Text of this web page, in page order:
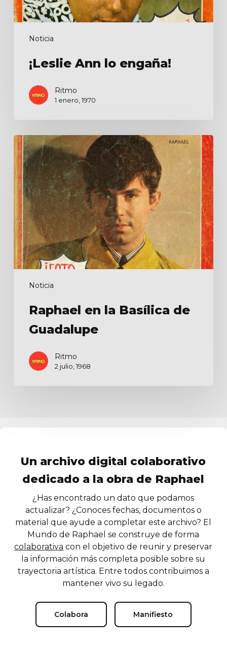
Noticia
¡Leslie Ann lo engaña!
Ritmo
1 enero, 1970
Noticia
Raphael
en
la
Basílica
de
Guadalupe
Raphael en la Basílica de
Guadalupe
Ritmo
2 julio, 1968
Un archivo digital colaborativo
dedicado a la obra de Raphael
¿Has encontrado un dato que podamos
actualizar? ¿Conoces fechas, documentos o
material que ayude a completar este archivo? El
Mundo de Raphael se construye de forma
colaborativa con el objetivo de reunir y preservar
la información más completa posible sobre su
trayectoria artística. Entre todos contribuimos a
mantener vivo su legado.
Colabora Manifiesto